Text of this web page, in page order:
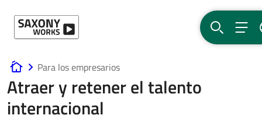
BUSCAR
www.saxony-works.com
Para los empresarios
Atraer y retener el talento
internacional